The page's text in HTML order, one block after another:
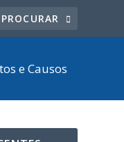
e Causos